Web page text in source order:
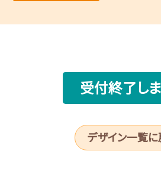
受付終了し
デザイン一覧に